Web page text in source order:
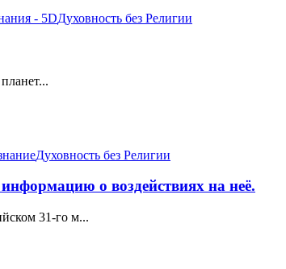
- 5DДуховность без Религии
Духовность без Религии
о воздействиях на неё.
31-го м...